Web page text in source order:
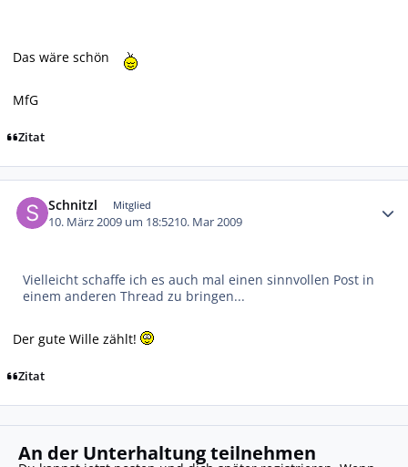
Das wäre schön
MfG
Zitat
Schnitzl Mitglied
10. März 2009 um 18:5210. Mar 2009
Vielleicht schaffe ich es auch mal einen sinnvollen Post in
einem anderen Thread zu bringen...
Der gute Wille zählt!
Zitat
An der Unterhaltung teilnehmen